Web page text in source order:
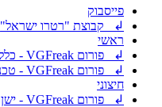
פייסבוק
↲ קבוצת "רטרו ישראל"
ראשי
↲ פורום VGFreak - כללי
↲ פורום VGFreak - טכני
חיצוני
↲ פורום VGFreak - ישן